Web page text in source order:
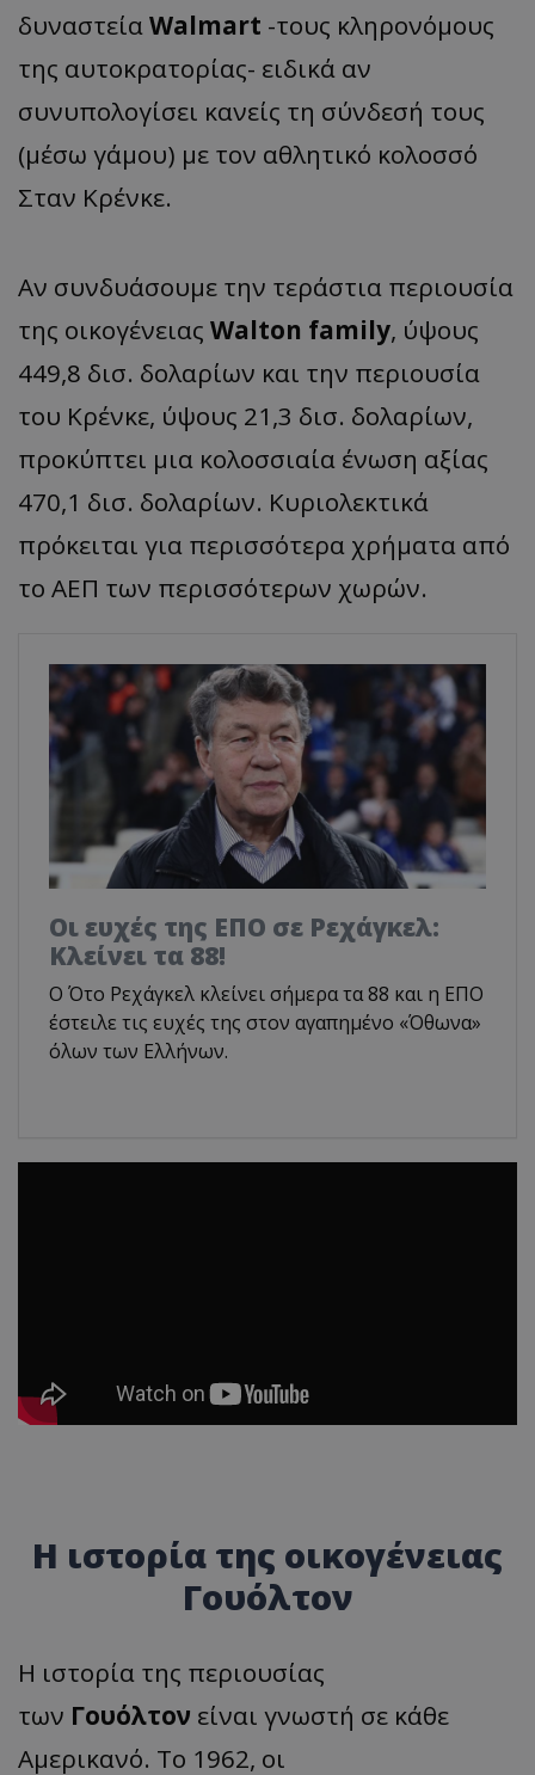
δυναστείαWalmart -τους κληρονόμους
της αυτοκρατορίας- ειδικά αν
συνυπολογίσει κανείς τη σύνδεσή τους
(μέσω γάμου) με τον αθλητικό κολοσσό
Σταν Κρένκε.
Αν συνδυάσουμε την τεράστια περιουσία
της οικογένειας Walton family, ύψους
449,8 δισ. δολαρίων και την περιουσία
του Κρένκε, ύψους 21,3 δισ. δολαρίων,
προκύπτει μια κολοσσιαία ένωση αξίας
470,1 δισ. δολαρίων. Κυριολεκτικά
πρόκειται για περισσότερα χρήματα από
το ΑΕΠ των περισσότερων χωρών.
Οι ευχές της ΕΠΟ σε Ρεχάγκελ:
Κλείνει τα 88!
Ο Ότο Ρεχάγκελ κλείνει σήμερα τα 88 και η ΕΠΟ
έστειλε τις ευχές της στον αγαπημένο «Όθωνα»
όλων των Ελλήνων.
Η ιστορία της οικογένειας
Γουόλτον
Η ιστορία της περιουσίας
των Γουόλτον είναι γνωστή σε κάθε
Αμερικανό. Το 1962, οι